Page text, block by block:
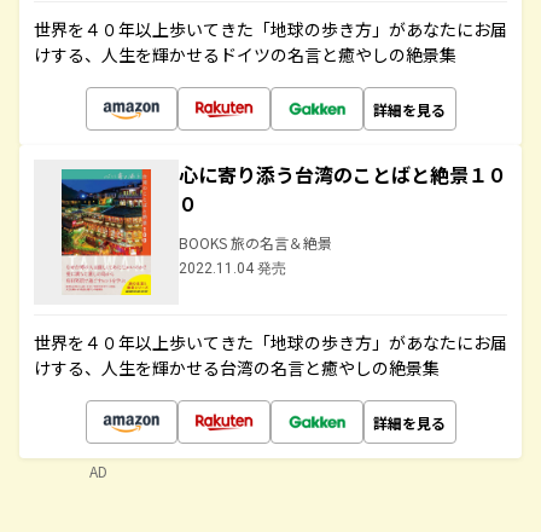
世界を４０年以上歩いてきた「地球の歩き方」があなたにお届
けする、人生を輝かせるドイツの名言と癒やしの絶景集
詳細を見る
心に寄り添う台湾のことばと絶景１０
０
BOOKS 旅の名言＆絶景
2022.11.04 発売
世界を４０年以上歩いてきた「地球の歩き方」があなたにお届
けする、人生を輝かせる台湾の名言と癒やしの絶景集
詳細を見る
AD